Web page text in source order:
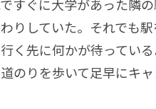
すぐに大学があった隣
りしていた。それでも
く先に何かが待ってい
のりを歩いて足早にキ